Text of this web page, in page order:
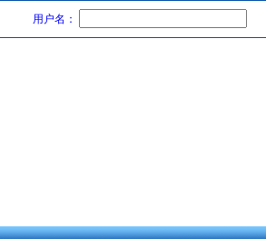
用户名：